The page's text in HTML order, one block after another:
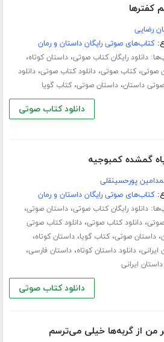
کفترها
رضایی
کتاب‌های صوتی رایگان داستان و رمان
دانلود رایگان کتاب صوتی،داستان کوتاه،
صوتی،کتاب صوتی،دانلود کتاب صوتی،دانلود
داستان،داستان صوتی،کتاب گویا
دانلود کتاب صوتی
گمشده کمبوجیه
پورحسینقلی
کتاب‌های صوتی رایگان داستان و رمان
دانلود رایگان کتاب صوتی،داستان صوتی،
،دانلود کتاب صوتی،دانلود کتاب صوتی
،داستان صوتی،کتاب گویا،داستان کوتاه،
ایرانی،دانلود داستان کوتاه،داستان فارسی،
داستان ایرانی
دانلود کتاب صوتی
من از گربه‌ها خیلی می‌ترسم